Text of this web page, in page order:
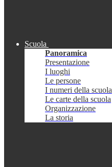
Scuola
Panoramica
Presentazione
I luoghi
Le persone
I numeri della scuola
Le carte della scuola
Organizzazione
La storia